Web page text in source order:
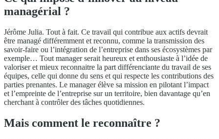
managérial ?
Jérôme Julia. Tout à fait. Ce travail qui contribue aux actifs devrait
être managé différemment et reconnu, comme la transmission des
savoir-faire ou l’intégration de l’entreprise dans ses écosystèmes par
exemple… Tout manager serait heureux et enthousiaste à l’idée de
valoriser et mieux reconnaitre la part différenciante du travail de ses
équipes, celle qui donne du sens et qui respecte les contributions des
parties prenantes. Le manager élève sa mission en pilotant l’impact
et l’empreinte de l’entreprise sur un territoire, bien davantage qu’en
cherchant à contrôler des tâches quotidiennes.
Mais comment le reconnaître ?